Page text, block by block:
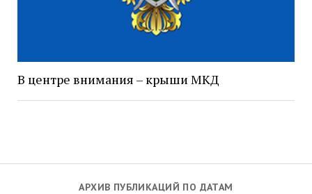
АРХИВ ПУБЛИКАЦИЙ ПО ДАТАМ
В центре внимания – крыши МКД